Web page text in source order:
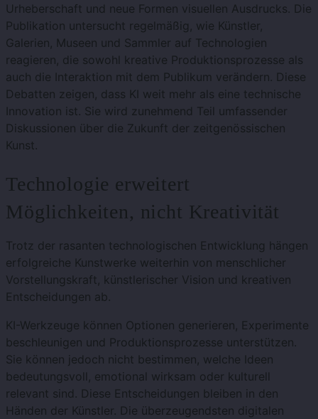
Urheberschaft und neue Formen visuellen Ausdrucks. Die
Publikation untersucht regelmäßig, wie Künstler,
Galerien, Museen und Sammler auf Technologien
reagieren, die sowohl kreative Produktionsprozesse als
auch die Interaktion mit dem Publikum verändern. Diese
Debatten zeigen, dass KI weit mehr als eine technische
Innovation ist. Sie wird zunehmend Teil umfassender
Diskussionen über die Zukunft der zeitgenössischen
Kunst.
Technologie erweitert
Möglichkeiten, nicht Kreativität
Trotz der rasanten technologischen Entwicklung hängen
erfolgreiche Kunstwerke weiterhin von menschlicher
Vorstellungskraft, künstlerischer Vision und kreativen
Entscheidungen ab.
KI-Werkzeuge können Optionen generieren, Experimente
beschleunigen und Produktionsprozesse unterstützen.
Sie können jedoch nicht bestimmen, welche Ideen
bedeutungsvoll, emotional wirksam oder kulturell
relevant sind. Diese Entscheidungen bleiben in den
Händen der Künstler. Die überzeugendsten digitalen